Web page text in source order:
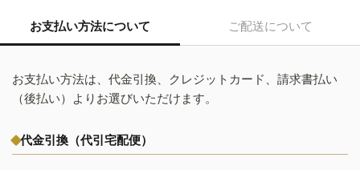
お支払い方法について ご配送について
お支払い方法は、代金引換、クレジットカード、請求書払い
（後払い）よりお選びいただけます。
代金引換（代引宅配便）